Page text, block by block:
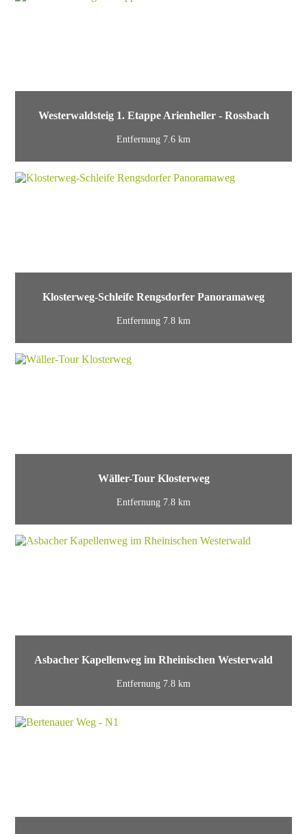
Westerwaldsteig 1. Etappe Arienheller - Rossbach
Entfernung 7.6 km
Klosterweg-Schleife Rengsdorfer Panoramaweg
Entfernung 7.8 km
Wäller-Tour Klosterweg
Entfernung 7.8 km
Asbacher Kapellenweg im Rheinischen Westerwald
Entfernung 7.8 km